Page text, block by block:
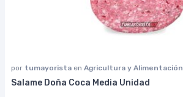
por tumayorista en Agricultura y Alimentación
Salame Doña Coca Media Unidad